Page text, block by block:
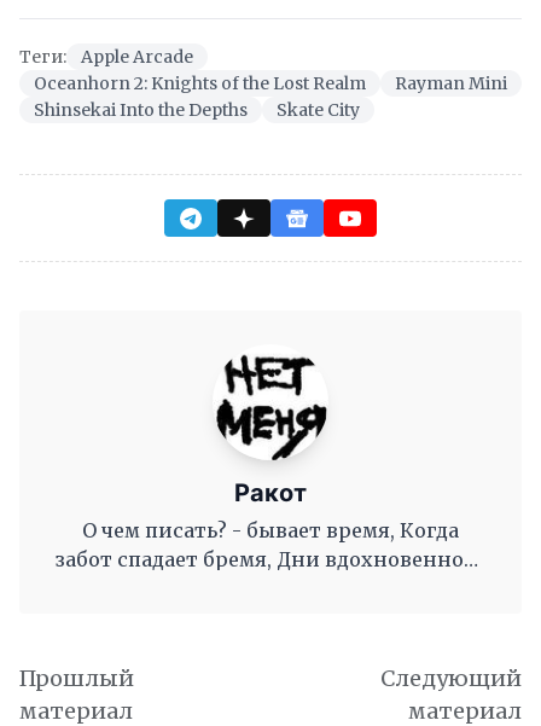
Теги:
Apple Arcade
Oceanhorn 2: Knights of the Lost Realm
Rayman Mini
Shinsekai Into the Depths
Skate City
Ракот
О чем писать? - бывает время, Когда
забот спадает бремя, Дни вдохновенного
Прошлый
материал
Следующий
материал